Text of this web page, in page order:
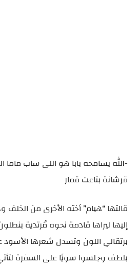
-الله يسامحه بابا هو اللى ساب ماما
قرشانة بتاعت قمار
قالتها “هيام” أخته الأخرى من الخلف
إليها ليراها قادمة نحوه مُرتدية
برتقالي اللون وتسدل شعرها الأسود
بلطف وجلسوا سويًا على السفرة